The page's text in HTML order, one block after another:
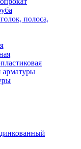
полоса,
арматуры